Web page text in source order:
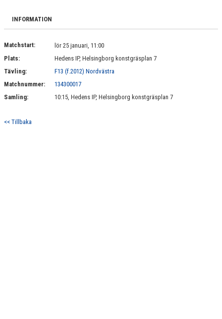
BILDGALLERI
KONTAKT
INFORMATION
Matchstart:
lör 25 januari, 11:00
Plats:
Hedens IP, Helsingborg konstgräsplan 7
Tävling:
F13 (f.2012) Nordvästra
Matchnummer:
134300017
Samling:
10:15, Hedens IP, Helsingborg konstgräsplan 7
<< Tillbaka